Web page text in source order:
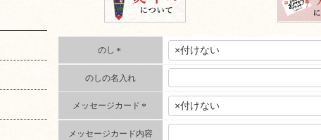
のし
(
必
須
)
のしの名入れ
メッセージカード
(
必
メッセージカード内容